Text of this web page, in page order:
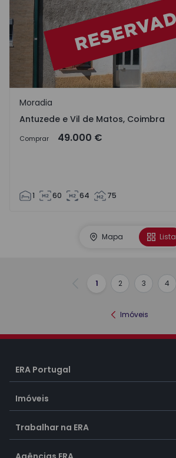
Antuzede e Vil de Matos, Coimbra
Moradia
Antuzede e Vil de Matos, Coimbra
Comprar 49.000 €
1 60 64 75
Mapa Lista
Anterior
1 2 3 4
Imóveis
ERA Portugal
Imóveis
Trabalhar na ERA